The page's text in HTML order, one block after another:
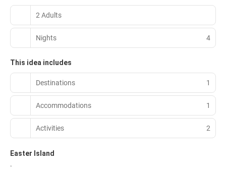
2 Adults
Nights 4
This idea includes
Destinations 1
Accommodations 1
Activities 2
Easter Island
.